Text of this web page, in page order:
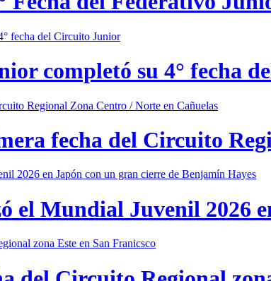
completó su 4° fecha
fecha del Circuito
el Mundial Juvenil 2026